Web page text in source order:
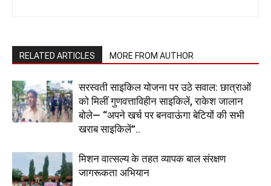
RELATED ARTICLES MORE FROM AUTHOR
सरस्वती साइकिल योजना पर उठे सवाल: छात्राओं
को मिलीं गुणवत्ताविहीन साइकिलें, राकेश जालान
बोले— “अपने खर्च पर बनवाऊंगा बेटियों की सभी
खराब साइकिलें”..
मिशन वात्सल्य के तहत व्यापक बाल संरक्षण
जागरूकता अभियान